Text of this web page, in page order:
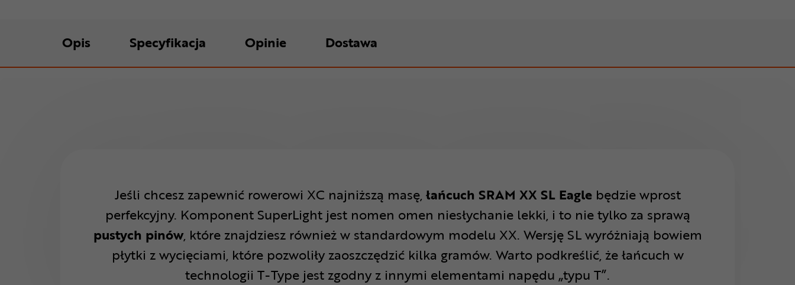
Opis Specyfikacja Opinie Dostawa
Jeśli chcesz zapewnić rowerowi XC najniższą masę,łańcuch SRAM XX SL Eagle będzie wprost
perfekcyjny. Komponent SuperLight jest nomen omen niesłychanie lekki, i to nie tylko za sprawą
pustych pinów, które znajdziesz również w standardowym modelu XX. Wersję SL wyróżniają bowiem
płytki z wycięciami, które pozwoliły zaoszczędzić kilka gramów. Warto podkreślić, że łańcuch w
technologii T-Type jest zgodny z innymi elementami napędu „typu T”.